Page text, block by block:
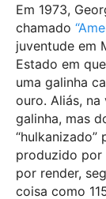
Em 1973,
chamado
juventude em
Estado em
uma galinha
ouro. Aliás,
galinha, mas
produzido por
por render,
coisa como